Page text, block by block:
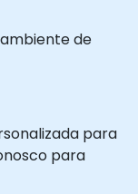
de
para
para